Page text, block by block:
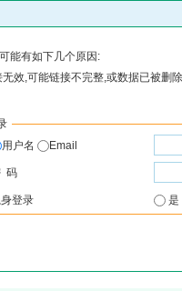
能有如下几个原因:
效,可能链接不完整,或数据已被删
用户名
Email
码
登录